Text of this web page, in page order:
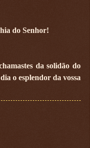
do Senhor!
da solidão do
o esplendor da vossa